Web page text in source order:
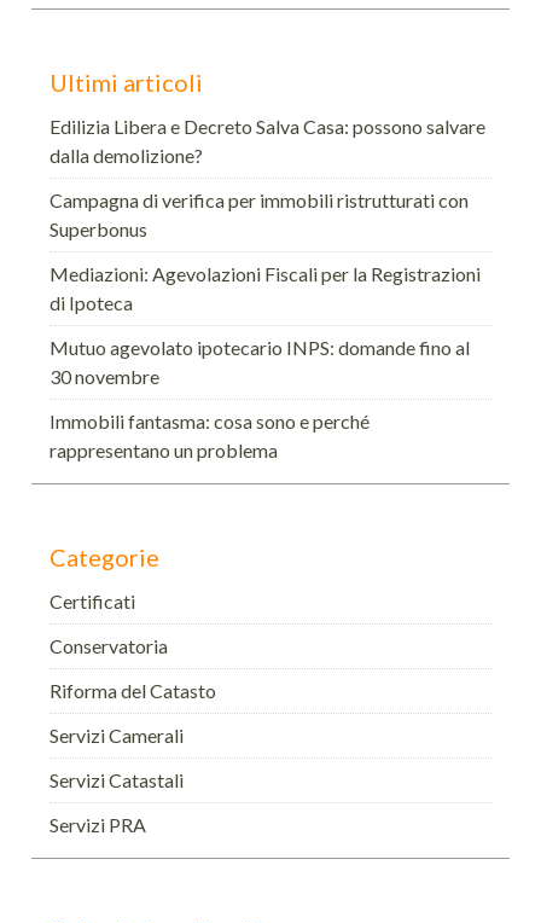
Ultimi articoli
Edilizia Libera e Decreto Salva Casa: possono salvare
dalla demolizione?
Campagna di verifica per immobili ristrutturati con
Superbonus
Mediazioni: Agevolazioni Fiscali per la Registrazioni
di Ipoteca
Mutuo agevolato ipotecario INPS: domande fino al
30 novembre
Immobili fantasma: cosa sono e perché
rappresentano un problema
Categorie
Certificati
Conservatoria
Riforma del Catasto
Servizi Camerali
Servizi Catastali
Servizi PRA